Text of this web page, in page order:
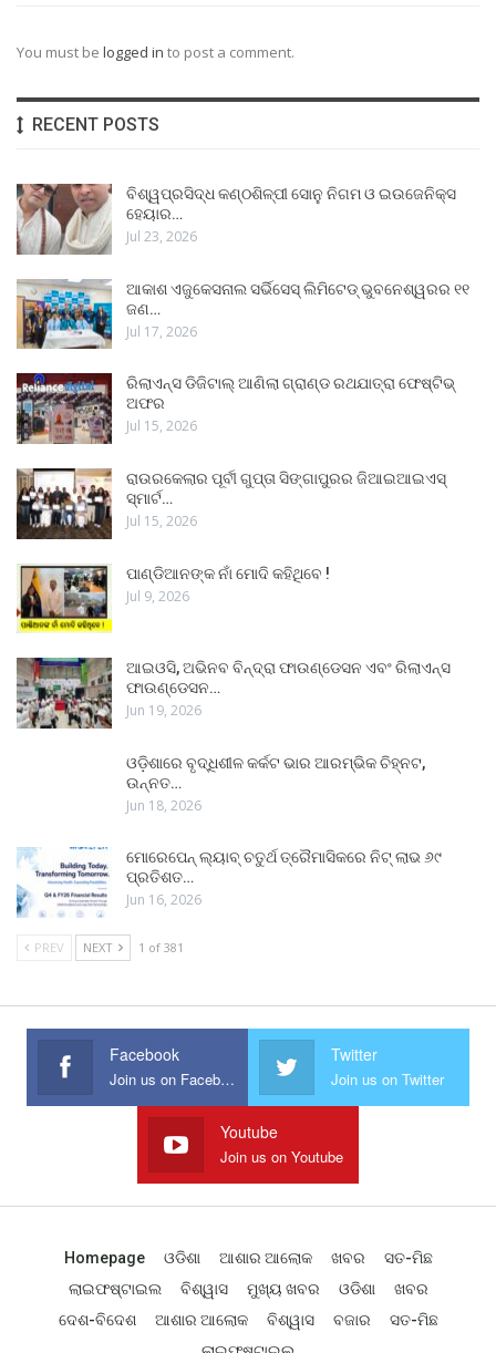
You must be logged in to post a comment.
RECENT POSTS
ବିଶ୍ୱପ୍ରସିଦ୍ଧ କଣ୍ଠଶିଳ୍ପୀ ସୋନୁ ନିଗମ ଓ ଇଉଜେନିକ୍ସ
ହେୟାର…
Jul 23, 2026
ଆକାଶ ଏଜୁକେସନାଲ ସର୍ଭିସେସ୍ ଲିମିଟେଡ୍ ଭୁବନେଶ୍ୱରର ୧୧
ଜଣ…
Jul 17, 2026
ରିଲାଏନ୍ସ ଡିଜିଟାଲ୍ ଆଣିଲା ଗ୍ରାଣ୍ଡ ରଥଯାତ୍ରା ଫେଷ୍ଟିଭ୍
ଅଫର
Jul 15, 2026
ରାଉରକେଲାର ପୂର୍ବୀ ଗୁପ୍ତା ସିଙ୍ଗାପୁରର ଜିଆଇଆଇଏସ୍
ସ୍ମାର୍ଟ…
Jul 15, 2026
ପାଣ୍ଡିଆନଙ୍କ ନାଁ ମୋଦି କହିଥିବେ !
Jul 9, 2026
ଆଇଓସି, ଅଭିନବ ବିନ୍ଦ୍ରା ଫାଉଣ୍ଡେସନ ଏବଂ ରିଲାଏନ୍ସ
ଫାଉଣ୍ଡେସନ…
Jun 19, 2026
ଓଡ଼ିଶାରେ ବୃଦ୍ଧିଶୀଳ କର୍କଟ ଭାର ଆରମ୍ଭିକ ଚିହ୍ନଟ,
ଉନ୍ନତ…
Jun 18, 2026
ମୋରେପେନ୍ ଲ୍ୟାବ୍ ଚତୁର୍ଥ ତ୍ରୈମାସିକରେ ନିଟ୍ ଲାଭ ୬୯
ପ୍ରତିଶତ…
Jun 16, 2026
PREV NEXT 1 of 381
Facebook
Join us on Facebook
Twitter
Join us on Twitter
Youtube
Join us on Youtube
Homepage ଓଡିଶା ଆଶାର ଆଲୋକ ଖବର
ସତ-ମିଛ
ଲାଇଫଷ୍ଟାଇଲ
ବିଶ୍ୱାସ ମୁଖ୍ୟ ଖବର ଓଡିଶା
ଖବର
ଦେଶ-ବିଦେଶ
ଆଶାର ଆଲୋକ ବିଶ୍ୱାସ ବଜାର
ସତ-ମିଛ